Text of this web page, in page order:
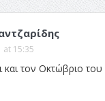
at 15:35
και τον Οκτώβριο